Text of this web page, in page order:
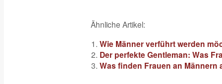
Ähnliche Artikel:
Wie Männer verführt werden
Der perfekte Gentleman: Was
Was finden Frauen an Männern